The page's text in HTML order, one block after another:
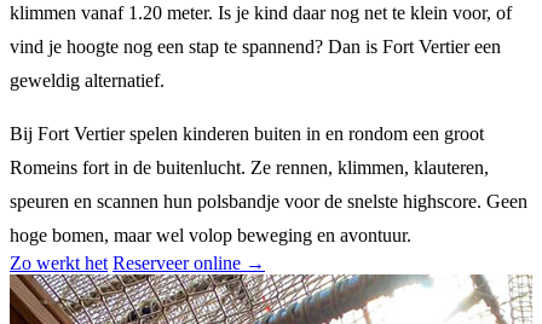
klimmen vanaf 1.20 meter. Is je kind daar nog net te klein voor, of
vind je hoogte nog een stap te spannend? Dan is Fort Vertier een
geweldig alternatief.
Bij Fort Vertier spelen kinderen buiten in en rondom een groot
Romeins fort in de buitenlucht. Ze rennen, klimmen, klauteren,
speuren en scannen hun polsbandje voor de snelste highscore. Geen
hoge bomen, maar wel volop beweging en avontuur.
Zo werkt het Reserveer online →